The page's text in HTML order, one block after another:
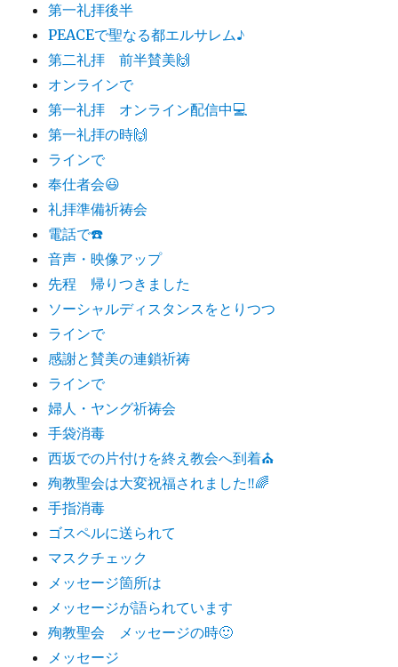
第一礼拝後半
PEACEで聖なる都エルサレム♪
第二礼拝 前半賛美🙌
オンラインで
第一礼拝 オンライン配信中💻
第一礼拝の時🙌
ラインで
奉仕者会😃
礼拝準備祈祷会
電話で☎️
音声・映像アップ
先程 帰りつきました
ソーシャルディスタンスをとりつつ
ラインで
感謝と賛美の連鎖祈祷
ラインで
婦人・ヤング祈祷会
手袋消毒
西坂での片付けを終え教会へ到着⛪️
殉教聖会は大変祝福されました‼️🌈
手指消毒
ゴスペルに送られて
マスクチェック
メッセージ箇所は
メッセージが語られています
殉教聖会 メッセージの時🙂
メッセージ